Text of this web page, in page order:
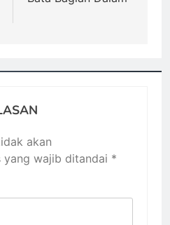
akan
yang wajib ditandai *